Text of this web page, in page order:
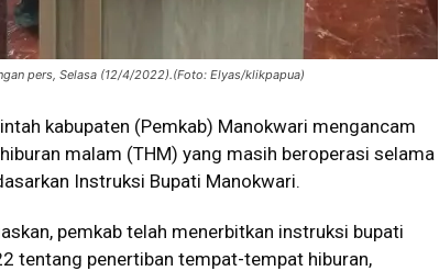
pers, Selasa (12/4/2022).(Foto: Elyas/klikpapua)
kabupaten (Pemkab) Manokwari mengancam
malam (THM) yang masih beroperasi selama
Instruksi Bupati Manokwari.
pemkab telah menerbitkan instruksi bupati
tentang penertiban tempat-tempat hiburan,